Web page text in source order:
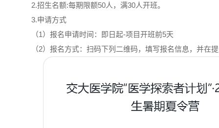
2.招生名额:每期限额50人，满30人开班。
3.申请方式
（1）报名申请时间：即日起-项目开班前5天
（2）报名方式：扫码下列二维码，填写报名信息，并在